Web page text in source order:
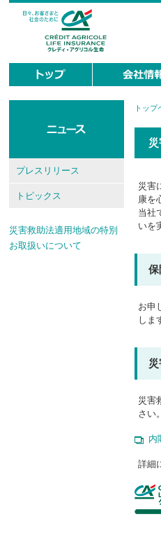
現
トップ
災害
康を
当社
いを
お申
しま
災害
さい。
内
詳細
プレスリリース
トピックス
災害救助法適用地域の特別
お取扱いについて